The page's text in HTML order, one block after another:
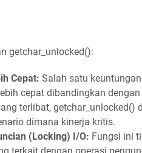
getchar_unlocked():
Cepat: Salah satu
cepat dibandingkan
terlibat, getchar_unlocked()
dimana kinerja kritis.
(Locking) I/O: Fungsi ini
terkait dengan operasi